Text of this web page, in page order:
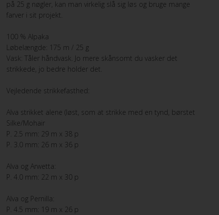
VILKÅR
SØGNING
KUNDECENTER
FAVORIT
FORTRYD DIT KØB
på 25 g nøgler, kan man virkelig slå sig løs og bruge mange
farver i sit projekt.
100 % Alpaka
Løbelængde: 175 m / 25 g
Vask: Tåler håndvask. Jo mere skånsomt du vasker det
strikkede, jo bedre holder det.
Vejledende strikkefasthed:
Alva strikket alene (løst, som at strikke med en tynd, børstet
Silke/Mohair
P. 2.5 mm: 29 m x 38 p
P. 3.0 mm: 26 m x 36 p
Alva og Arwetta:
P. 4.0 mm: 22 m x 30 p
Alva og Pernilla:
P. 4.5 mm: 19 m x 26 p